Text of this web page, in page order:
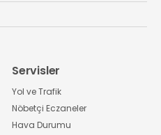
Servisler
Yol ve Trafik
Nöbetçi Eczaneler
Hava Durumu